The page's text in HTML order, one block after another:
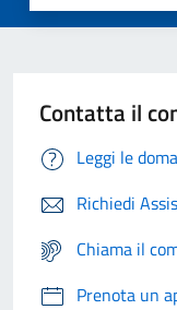
Contatta il
Leggi le
Richiedi
Chiama il
Prenota un